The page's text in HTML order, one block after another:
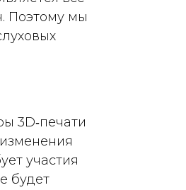
Поэтому мы
3D‑печати
участия
будет